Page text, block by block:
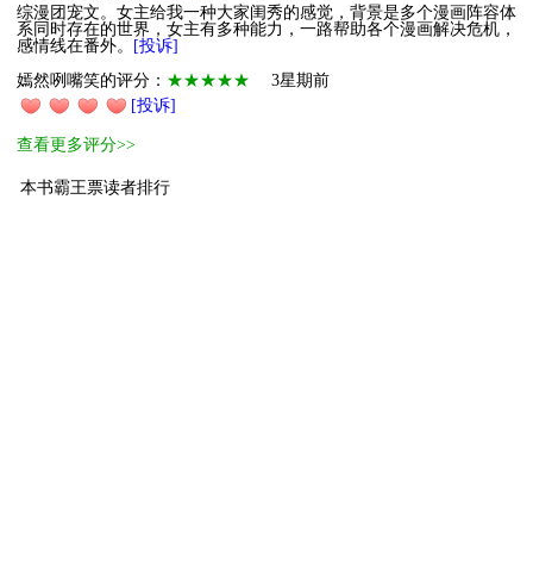
综漫团宠文。女主给我一种大家闺秀的感觉，背景是多个漫画阵容体
系同时存在的世界，女主有多种能力，一路帮助各个漫画解决危机，
感情线在番外。
[投诉]
嫣然咧嘴笑的评分： ★★★★★
3星期前
[投诉]
查看更多评分>>
本书霸王票读者排行